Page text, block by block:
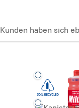
Kunden haben sich